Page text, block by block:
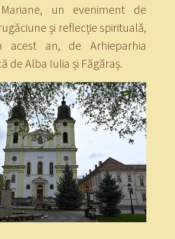
un eveniment de
și reflecție spirituală,
acest an, de Arhieparhia
de Alba Iulia și Făgăraș.